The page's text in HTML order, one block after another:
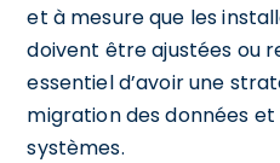
et à mesure que les
doivent être ajustées ou
essentiel d’avoir une
migration des données
systèmes.